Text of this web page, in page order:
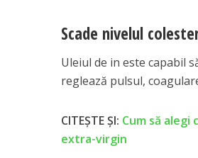
Scade nivelul
Uleiul de in este capabil
reglează pulsul,
CITEȘTE ȘI: Cum să
extra-virgin